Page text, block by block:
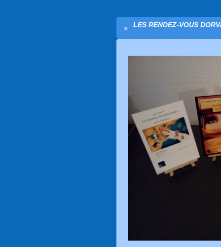
LES RENDEZ-VOUS